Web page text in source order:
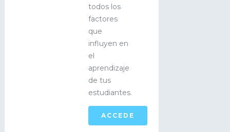
todos los
factores
que
influyen en
el
aprendizaje
de tus
estudiantes.
ACCEDE